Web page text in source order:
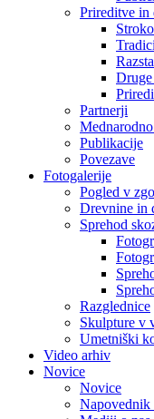
Prireditve in
Partnerji
Publikacije
Povezave
Fotogalerije
Pogled v
Drevnine in
Sprehod
Razglednice
Skulpture v
Umetniški
Video arhiv
Novice
Novice